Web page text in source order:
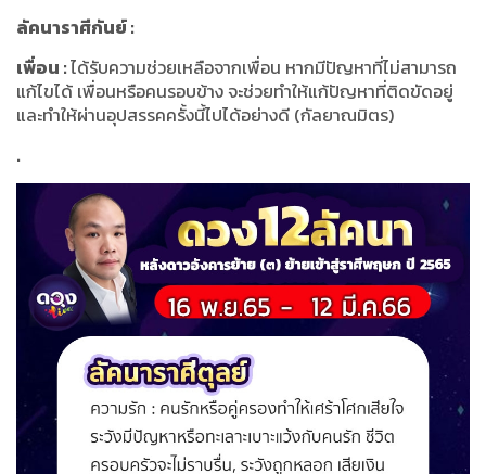
ลัคนาราศีกันย์:
เพื่อน :ได้รับความช่วยเหลือจากเพื่อน หากมีปัญหาที่ไม่สามารถ
แก้ไขได้ เพื่อนหรือคนรอบข้าง จะช่วยทำให้แก้ปัญหาที่ติดขัดอยู่
และทำให้ผ่านอุปสรรคครั้งนี้ไปได้อย่างดี (กัลยาณมิตร)
.